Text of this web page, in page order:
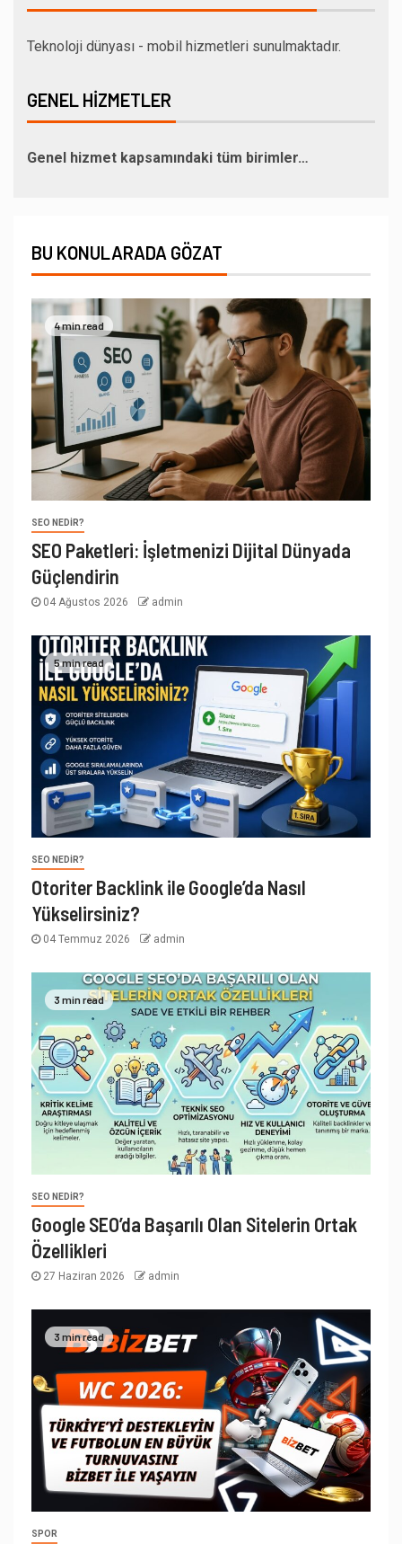
Teknoloji dünyası - mobil hizmetleri sunulmaktadır.
GENEL HIZMETLER
Genel hizmet kapsamındaki tüm birimler…
BU KONULARADA GÖZAT
4 min read
SEO NEDIR?
SEO Paketleri: İşletmenizi Dijital Dünyada
Güçlendirin
04 Ağustos 2026 admin
5 min read
SEO NEDIR?
Otoriter Backlink ile Google’da Nasıl
Yükselirsiniz?
04 Temmuz 2026 admin
3 min read
SEO NEDIR?
Google SEO’da Başarılı Olan Sitelerin Ortak
Özellikleri
27 Haziran 2026 admin
3 min read
SPOR